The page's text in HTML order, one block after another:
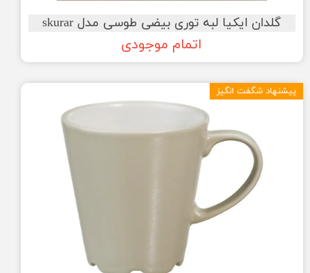
گلدان ایکیا لبه توری بیضی طوسی مدل skurar
اتمام موجودی
پیشنهاد شگفت انگیز